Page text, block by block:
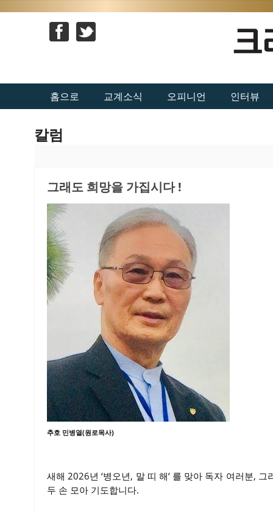
홈으로 교계소식 오피니언 인터뷰
칼럼
그래도 희망을 가집시다 !
추호 민병열(원로목사)
새해 2026년 ‘병오년, 말 띠 해‘ 를 맞아 독자 여러분,
두 손 모아 기도합니다.